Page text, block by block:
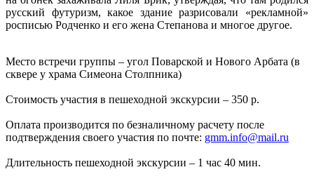
русский футуризм, какое здание разрисовали «рекламной»
росписью Родченко и его жена Степанова и многое другое.
Место встречи группы – угол Поварской и Нового Арбата (в
сквере у храма Симеона Столпника)
Стоимость участия в пешеходной экскурсии – 350 р.
Оплата производится по безналичному расчету после
подтверждения своего участия по почте: gmm.info@mail.ru
Длительность пешеходной экскурсии – 1 час 40 мин.